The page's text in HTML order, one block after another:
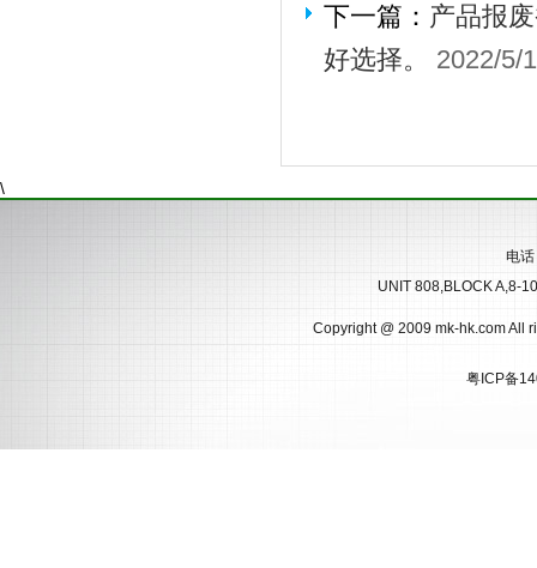
下一篇： 产品报
好选择。
2022/5/
\
电话
UNIT 808,BLOCK A,8-
Copyright @ 2009 mk-hk.com All
粤ICP备